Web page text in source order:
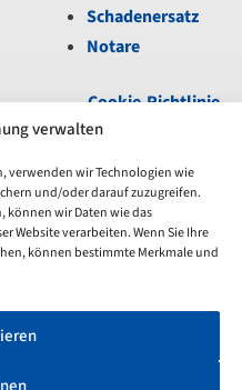
verwalten
verwenden wir Technologien wie
und/oder darauf zuzugreifen.
können wir Daten wie das
Website verarbeiten. Wenn Sie Ihre
können bestimmte Merkmale und
Schadenersatz
Notare
Cookie-Richtlinie
(EU)